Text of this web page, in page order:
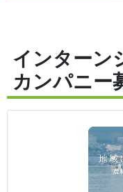
インターン
カンパニー